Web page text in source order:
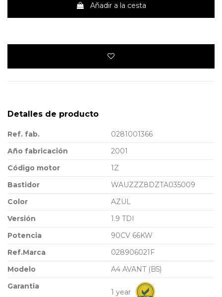
Añadir a la cesta
Detalles de producto
Ref. fab.
0281001366
Año fabricación
2001
Código motor
1Z
Bastidor
WAUZZZ8DZTA035009
Color
AZUL
Versión
1.9 TDI
Potencia
90CV 66KW
Ref.Marca
028906021F
Modelo
A4 AVANT (B5)
Garantia
1 year